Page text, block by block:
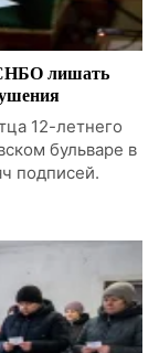
лишать
12-летнего
бульваре в
подписей.